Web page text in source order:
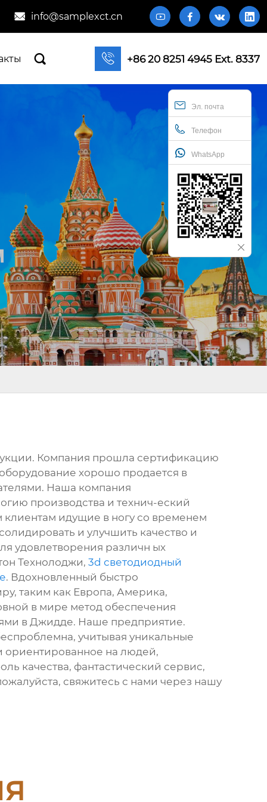
 info@samplexct.cn    
  +86 20 8251 4945 Ext. 8337
Эл. почта
Телефон
WhatsApp
Компания прошла сертификацию
хорошо продается в
Наша компания
производства и технич-еский
клиентам идущие в ногу со временем
и улучшить качество и
удовлетворения различн ых
Технолоджи, 3d светодиодный
. Вдохновленный быстро
таким как Европа, Америка,
в мире метод обеспечения
в Джидде. Наше предприятие.
учитывая уникальные
ориентированное на людей,
качества, фантастический сервис,
свяжитесь с нами через нашу